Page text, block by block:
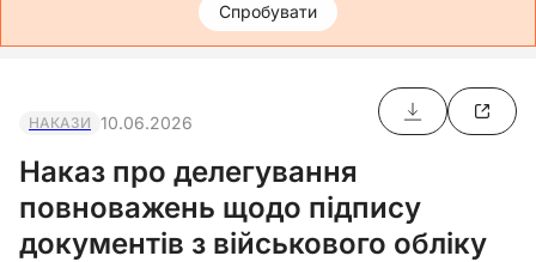
Спробувати
НАКАЗИ 10.06.2026
Наказ про делегування
повноважень щодо підпису
документів з військового обліку